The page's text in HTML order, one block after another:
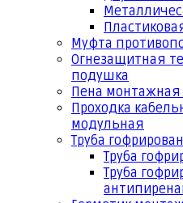
Муфта
Огнезащитная
подушка
Пена монтажная
Проходка
модульная
Труба
Труба
Труба